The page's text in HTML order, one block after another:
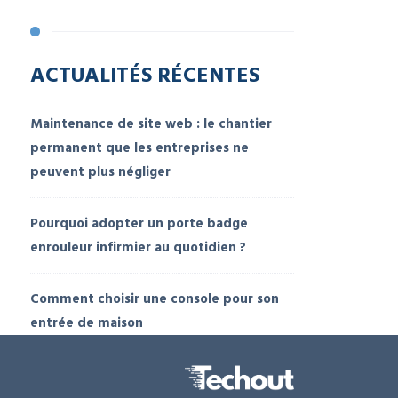
ACTUALITÉS RÉCENTES
Maintenance de site web : le chantier
permanent que les entreprises ne
peuvent plus négliger
Pourquoi adopter un porte badge
enrouleur infirmier au quotidien ?
Comment choisir une console pour son
entrée de maison